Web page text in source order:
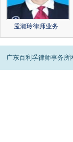
孟淑玲律师业务
广东百利孚律师事务所